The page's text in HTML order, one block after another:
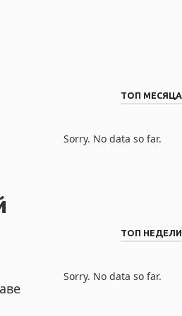
ТОП МЕСЯЦА
Sorry. No data so far.
ТОП НЕДЕЛИ
Sorry. No data so far.